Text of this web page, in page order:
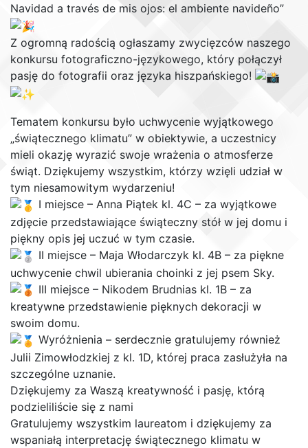
Navidad a través de mis ojos: el ambiente navideño”
Z ogromną radością ogłaszamy zwycięzców naszego
konkursu fotograficzno-językowego, który połączył
pasję do fotografii oraz języka hiszpańskiego!
Tematem konkursu było uchwycenie wyjątkowego
„świątecznego klimatu” w obiektywie, a uczestnicy
mieli okazję wyrazić swoje wrażenia o atmosferze
świąt. Dziękujemy wszystkim, którzy wzięli udział w
tym niesamowitym wydarzeniu!
I miejsce – Anna Piątek kl. 4C – za wyjątkowe
zdjęcie przedstawiające świąteczny stół w jej domu i
piękny opis jej uczuć w tym czasie.
II miejsce – Maja Włodarczyk kl. 4B – za piękne
uchwycenie chwil ubierania choinki z jej psem Sky.
III miejsce – Nikodem Brudnias kl. 1B – za
kreatywne przedstawienie pięknych dekoracji w
swoim domu.
Wyróżnienia – serdecznie gratulujemy również
Julii Zimowłodzkiej z kl. 1D, której praca zasłużyła na
szczególne uznanie.
Dziękujemy za Waszą kreatywność i pasję, którą
podzieliliście się z nami
Gratulujemy wszystkim laureatom i dziękujemy za
wspaniałą interpretację świątecznego klimatu w